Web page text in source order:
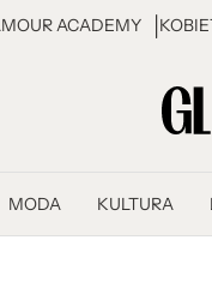
ACADEMY
MODA KULTURA